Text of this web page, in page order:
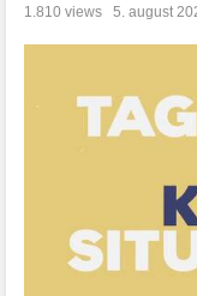
1.810 views 5. august